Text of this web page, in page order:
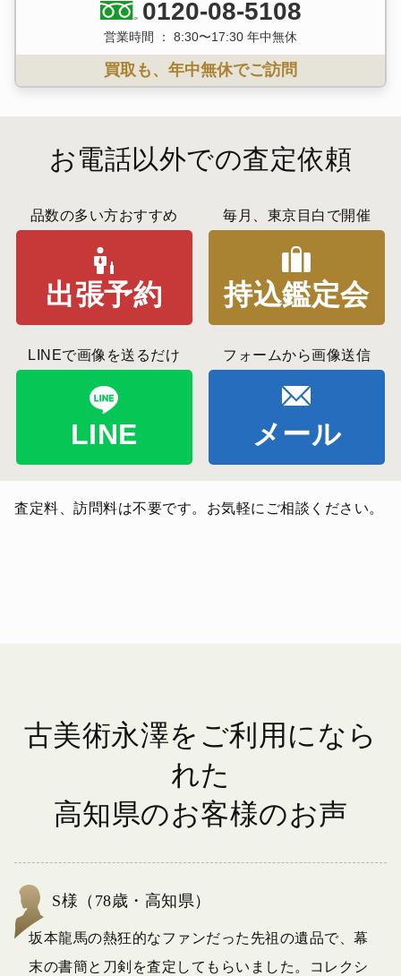
0120-08-5108
営業時間 ： 8:30〜17:30 年中無休
買取も、年中無休でご訪問
お電話以外での査定依頼
品数の多い方おすすめ
出張予約
毎月、東京目白で開催
持込鑑定会
LINEで画像を送るだけ
LINE
フォームから画像送信
メール
査定料、訪問料は不要です。お気軽にご相談ください。
古美術永澤をご利用になら
れた
高知県のお客様のお声
S様（78歳・高知県）
坂本龍馬の熱狂的なファンだった先祖の遺品で、幕
末の書簡と刀剣を査定してもらいました。コレクシ